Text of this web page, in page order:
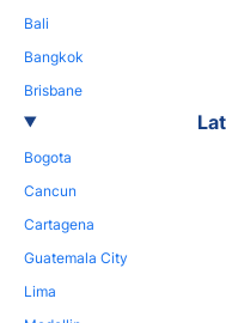
Bali
Bangkok
Brisbane
Bogota
Cancun
Cartagena
Guatemala City
Lima